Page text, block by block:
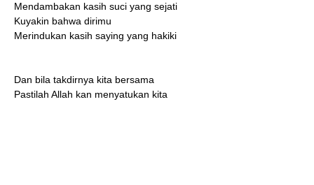
Mendambakan kasih suci yang sejati
Kuyakin bahwa dirimu
Merindukan kasih saying yang hakiki
Dan bila takdirnya kita bersama
Pastilah Allah kan menyatukan kita